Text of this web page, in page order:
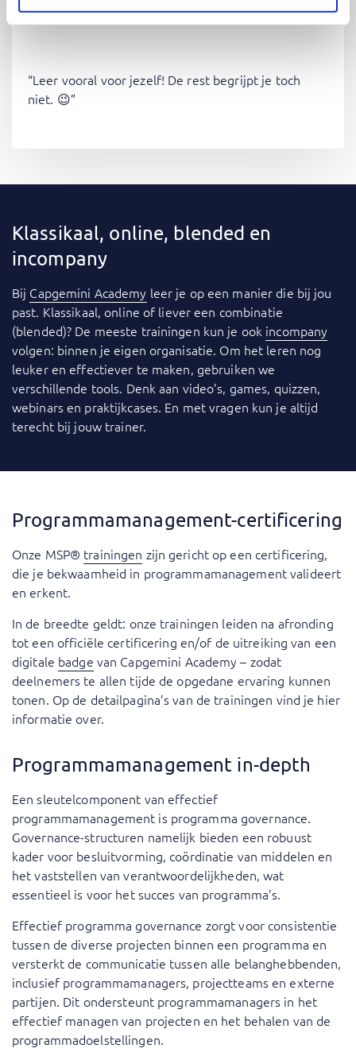
Trainer projectmanagement
“Leer vooral voor jezelf! De rest begrijpt je toch
niet. 😉”
Klassikaal, online, blended en
incompany
Bij Capgemini Academy leer je op een manier die bij jou
past. Klassikaal, online of liever een combinatie
(blended)? De meeste trainingen kun je ook incompany
volgen: binnen je eigen organisatie. Om het leren nog
leuker en effectiever te maken, gebruiken we
verschillende tools. Denk aan video’s, games, quizzen,
webinars en praktijkcases. En met vragen kun je altijd
terecht bij jouw trainer.
Programmamanagement-certificering
Onze MSP® trainingen zijn gericht op een certificering,
die je bekwaamheid in programmamanagement valideert
en erkent.
In de breedte geldt: onze trainingen leiden na afronding
tot een officiële certificering en/of de uitreiking van een
digitale badge van Capgemini Academy – zodat
deelnemers te allen tijde de opgedane ervaring kunnen
tonen. Op de detailpagina’s van de trainingen vind je hier
informatie over.
Programmamanagement in-depth
Een sleutelcomponent van effectief
programmamanagement is programma governance.
Governance-structuren namelijk bieden een robuust
kader voor besluitvorming, coördinatie van middelen en
het vaststellen van verantwoordelijkheden, wat
essentieel is voor het succes van programma’s.
Effectief programma governance zorgt voor consistentie
tussen de diverse projecten binnen een programma en
versterkt de communicatie tussen alle belanghebbenden,
inclusief programmamanagers, projectteams en externe
partijen. Dit ondersteunt programmamanagers in het
effectief managen van projecten en het behalen van de
programmadoelstellingen.